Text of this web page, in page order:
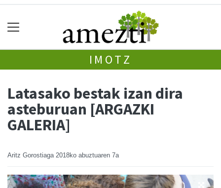
IMOTZ
Latasako bestak izan dira
asteburuan [ARGAZKI
GALERIA]
Aritz Gorostiaga 2018ko abuztuaren 7a